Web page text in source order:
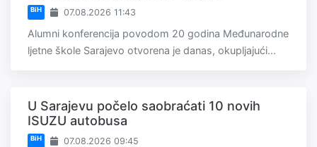
BiH 07.08.2026 11:43
Alumni konferencija povodom 20 godina Međunarodne
ljetne škole Sarajevo otvorena je danas, okupljajući...
U Sarajevu počelo saobraćati 10 novih
ISUZU autobusa
BiH 07.08.2026 09:45